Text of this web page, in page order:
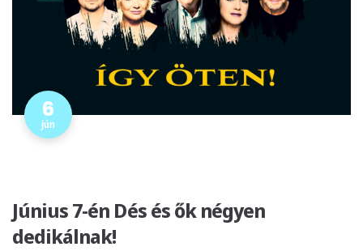
6
jún
Június 7-én Dés és ők négyen
dedikálnak!